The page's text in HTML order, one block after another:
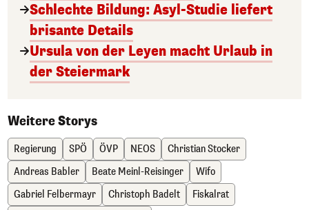
Schlechte Bildung: Asyl-Studie liefert
brisante Details
Ursula von der Leyen macht Urlaub in
der Steiermark
Weitere Storys
Regierung SPÖ ÖVP NEOS
Christian Stocker
Andreas Babler
Beate Meinl-Reisinger
Wifo
Gabriel Felbermayr
Christoph Badelt
Fiskalrat